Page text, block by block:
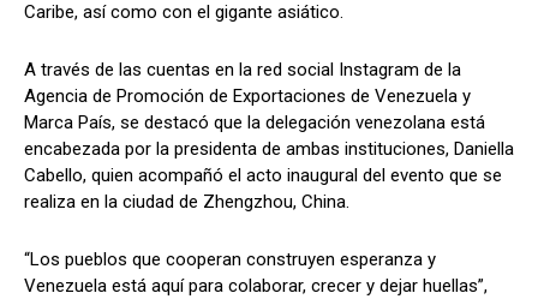
Caribe, así como con el gigante asiático.
A través de las cuentas en la red social Instagram de la
Agencia de Promoción de Exportaciones de Venezuela y
Marca País, se destacó que la delegación venezolana está
encabezada por la presidenta de ambas instituciones, Daniella
Cabello, quien acompañó el acto inaugural del evento que se
realiza en la ciudad de Zhengzhou, China.
“Los pueblos que cooperan construyen esperanza y
Venezuela está aquí para colaborar, crecer y dejar huellas”,